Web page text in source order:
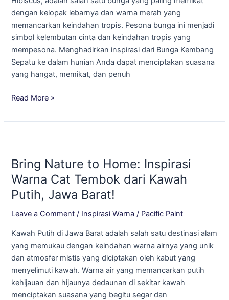
dengan kelopak lebarnya dan warna merah yang
memancarkan keindahan tropis. Pesona bunga ini menjadi
simbol kelembutan cinta dan keindahan tropis yang
mempesona. Menghadirkan inspirasi dari Bunga Kembang
Sepatu ke dalam hunian Anda dapat menciptakan suasana
yang hangat, memikat, dan penuh
Bunga
Kembang
Sepatu
Read More »
Bring Nature to Home: Inspirasi
Warna Cat Tembok dari Kawah
Putih, Jawa Barat!
Leave a Comment / Inspirasi Warna / Pacific Paint
Kawah Putih di Jawa Barat adalah salah satu destinasi alam
yang memukau dengan keindahan warna airnya yang unik
dan atmosfer mistis yang diciptakan oleh kabut yang
menyelimuti kawah. Warna air yang memancarkan putih
kehijauan dan hijaunya dedaunan di sekitar kawah
menciptakan suasana yang begitu segar dan
to
Home:
Inspirasi
Warna
Cat
dari
Kawah
Putih,
Jawa
Barat!